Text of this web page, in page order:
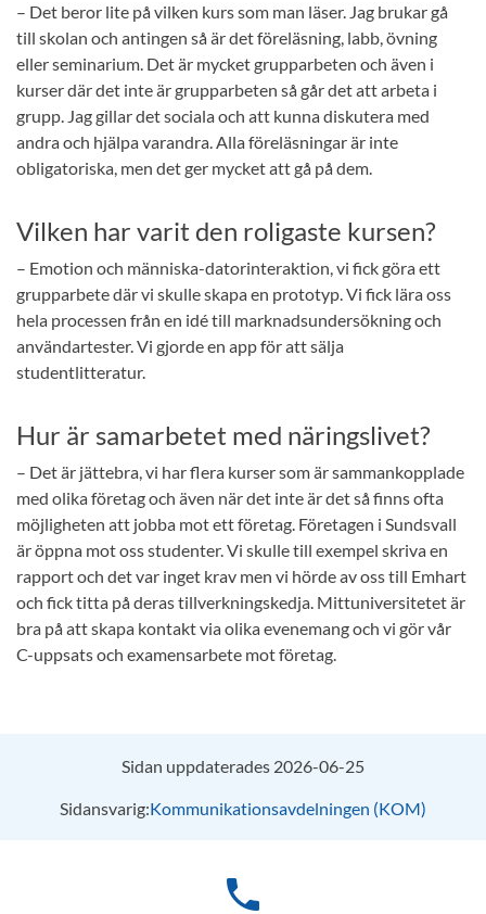
– Det beror lite på vilken kurs som man läser. Jag brukar gå
till skolan och antingen så är det föreläsning, labb, övning
eller seminarium. Det är mycket grupparbeten och även i
kurser där det inte är grupparbeten så går det att arbeta i
grupp. Jag gillar det sociala och att kunna diskutera med
andra och hjälpa varandra. Alla föreläsningar är inte
obligatoriska, men det ger mycket att gå på dem.
Vilken har varit den roligaste kursen?
– Emotion och människa-datorinteraktion, vi fick göra ett
grupparbete där vi skulle skapa en prototyp. Vi fick lära oss
hela processen från en idé till marknadsundersökning och
användartester. Vi gjorde en app för att sälja
studentlitteratur.
Hur är samarbetet med näringslivet?
– Det är jättebra, vi har flera kurser som är sammankopplade
med olika företag och även när det inte är det så finns ofta
möjligheten att jobba mot ett företag. Företagen i Sundsvall
är öppna mot oss studenter. Vi skulle till exempel skriva en
rapport och det var inget krav men vi hörde av oss till Emhart
och fick titta på deras tillverkningskedja. Mittuniversitetet är
bra på att skapa kontakt via olika evenemang och vi gör vår
C-uppsats och examensarbete mot företag.
Sidan uppdaterades 2026-06-25
Sidansvarig:Kommunikationsavdelningen (KOM)
phone